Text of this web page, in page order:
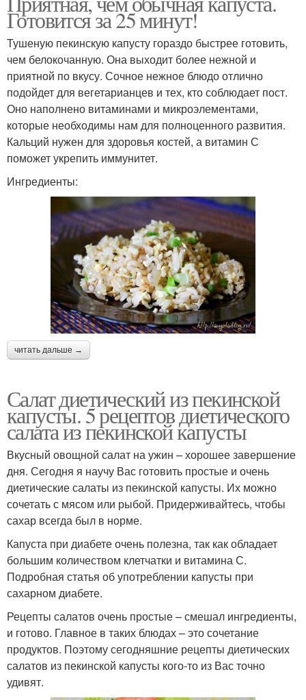
Готовится за 25 минут!
Тушеную пекинскую капусту гораздо быстрее готовить,
чем белокочанную. Она выходит более нежной и
приятной по вкусу. Сочное нежное блюдо отлично
подойдет для вегетарианцев и тех, кто соблюдает пост.
Оно наполнено витаминами и микроэлементами,
которые необходимы нам для полноценного развития.
Кальций нужен для здоровья костей, а витамин С
поможет укрепить иммунитет.
Ингредиенты:
читать дальше →
Салат диетический из пекинской
капусты. 5 рецептов диетического
салата из пекинской капусты
Вкусный овощной салат на ужин – хорошее завершение
дня. Сегодня я научу Вас готовить простые и очень
диетические салаты из пекинской капусты. Их можно
сочетать с мясом или рыбой. Придерживайтесь, чтобы
сахар всегда был в норме.
Капуста при диабете очень полезна, так как обладает
большим количеством клетчатки и витамина С.
Подробная статья об употреблении капусты при
сахарном диабете.
Рецепты салатов очень простые – смешал ингредиенты,
и готово. Главное в таких блюдах – это сочетание
продуктов. Поэтому сегодняшние рецепты диетических
салатов из пекинской капусты кого-то из Вас точно
удивят.